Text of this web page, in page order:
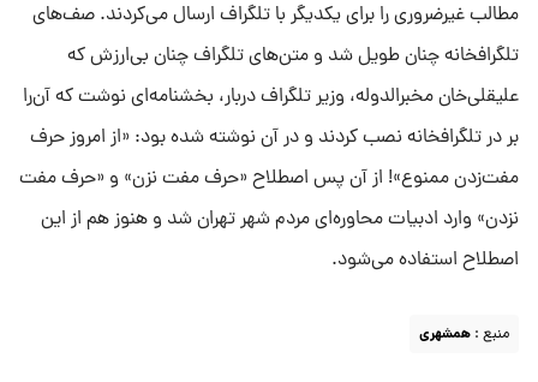
مطالب غیرضروری را برای یکدیگر با تلگراف ارسال می‌کردند. صف‌های
تلگرافخانه چنان طویل شد و متن‌های تلگراف چنان بی‌ارزش که
علیقلی‌خان مخبرالدوله، وزیر تلگراف دربار، بخشنامه‌ای نوشت که آن‌را
بر در تلگرافخانه نصب کردند و در آن نوشته شده بود: «از امروز حرف
مفت‌زدن ممنوع»! از آن پس اصطلاح «حرف مفت نزن» و «حرف مفت
نزدن» وارد ادبیات محاوره‌ای مردم شهر تهران شد و هنوز هم از این
اصطلاح استفاده می‌شود.
منبع : همشهری